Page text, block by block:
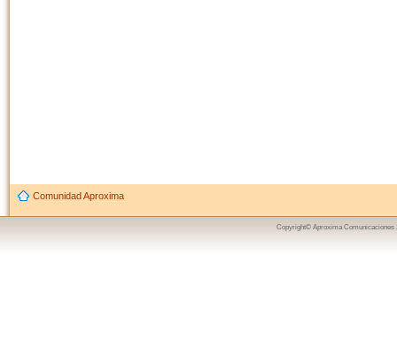
Comunidad Aproxima
Copyright© Aproxima Comunicaciones